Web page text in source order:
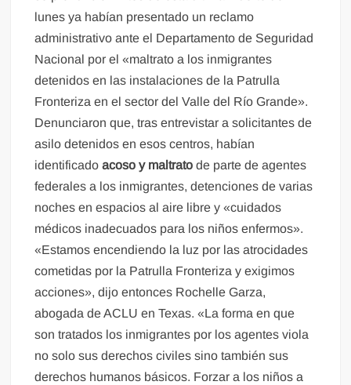
lunes ya habían presentado un reclamo
administrativo ante el Departamento de Seguridad
Nacional por el «maltrato a los inmigrantes
detenidos en las instalaciones de la Patrulla
Fronteriza en el sector del Valle del Río Grande».
Denunciaron que, tras entrevistar a solicitantes de
asilo detenidos en esos centros, habían
identificadoacoso y maltratode parte de agentes
federales a los inmigrantes, detenciones de varias
noches en espacios al aire libre y «cuidados
médicos inadecuados para los niños enfermos».
«Estamos encendiendo la luz por las atrocidades
cometidas por la Patrulla Fronteriza y exigimos
acciones», dijo entonces Rochelle Garza,
abogada de ACLU en Texas. «La forma en que
son tratados los inmigrantes por los agentes viola
no solo sus derechos civiles sino también sus
derechos humanos básicos. Forzar a los niños a